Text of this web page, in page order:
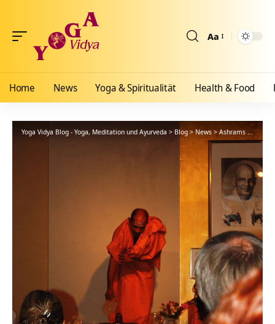
Aa
Home News Yoga & Spiritualität Health & Food
Yoga Vidya Blog - Yoga, Meditation und Ayurveda > Blog>News>Ashrams> Bad